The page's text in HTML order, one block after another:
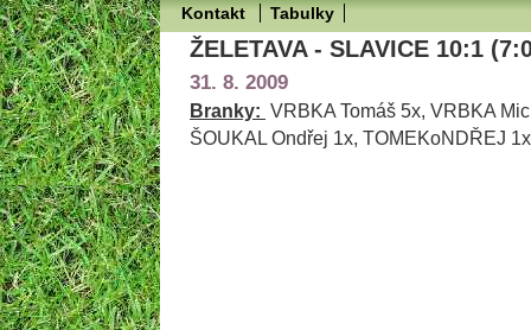
Kontakt
Tabulky
ŽELETAVA - SLAVICE 10:1
31. 8. 2009
Branky: VRBKA Tomáš 5x, VRBKA
ŠOUKAL Ondřej 1x, TOMEKoNDŘEJ